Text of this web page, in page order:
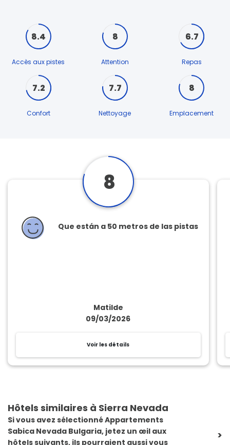
8.4
Accès aux pistes
8
Attention
6.7
Repas
7.2
Confort
7.7
Nettoyage
8
Emplacement
8
Matilde
09/03/2026
Que están a 50 metros de las pistas
Voir les détails
Hôtels similaires à Sierra Nevada
Si vous avez sélectionné Appartements
Sabica Nevada Bulgaria, jetez un œil aux
hôtels suivants, ils pourraient aussi vous
>